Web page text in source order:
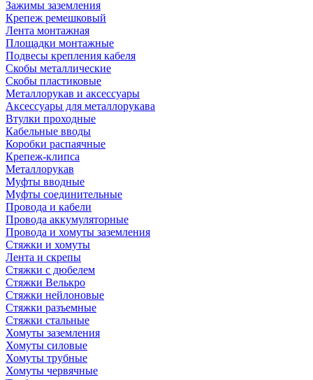
Зажимы заземления
Крепеж ремешковый
Лента монтажная
Площадки монтажные
Подвесы крепления кабеля
Скобы металлические
Скобы пластиковые
Металлорукав и аксессуары
Аксессуары для металлорукава
Втулки проходные
Кабельные вводы
Коробки распаячные
Крепеж-клипса
Металлорукав
Муфты вводные
Муфты соединительные
Провода и кабели
Провода аккумуляторные
Провода и хомуты заземления
Стяжки и хомуты
Лента и скрепы
Стяжки c дюбелем
Стяжки Велькро
Стяжки нейлоновые
Стяжки разъемные
Стяжки стальные
Хомуты заземления
Хомуты силовые
Хомуты трубные
Хомуты червячные